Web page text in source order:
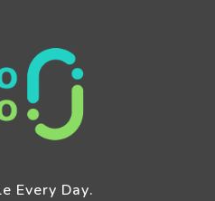
Every Day.